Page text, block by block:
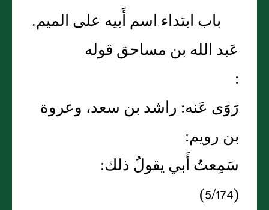
باب ابتداء اسم أَبيه على الميم.
عَبد الله بن مساحق قوله
:
رَوَى عَنه: راشد بن سعد، وعروة
بن رويم:
سَمِعتُ أَبي يقولُ ذلك:
(5/174)